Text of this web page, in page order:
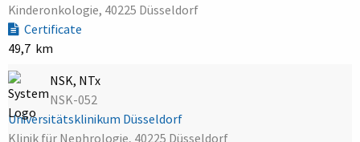
Kinderonkologie, 40225 Düsseldorf
Certificate
49,7 km
NSK, NTx
NSK-052
Universitätsklinikum Düsseldorf
Klinik für Nephrologie, 40225 Düsseldorf